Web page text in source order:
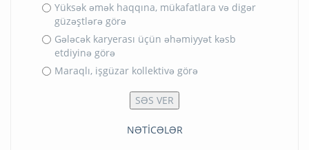
Yüksək əmək haqqına, mükafatlara və digər
güzəştlərə görə
Gələcək karyerası üçün əhəmiyyət kəsb
etdiyinə görə
Maraqlı, işgüzar kollektivə görə
NƏTİCƏLƏR